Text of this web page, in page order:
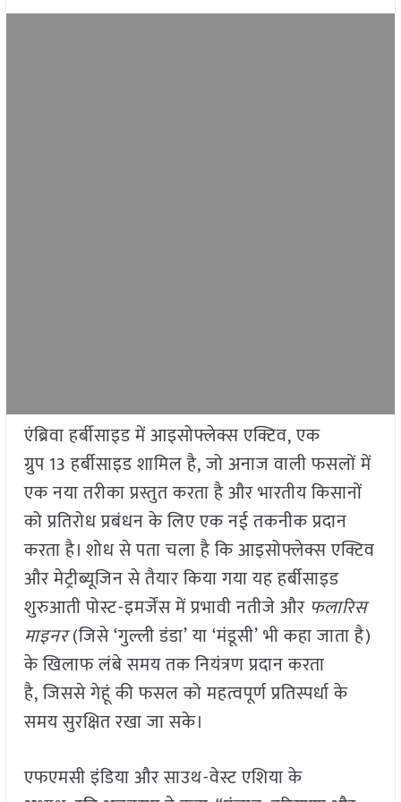
एंब्रिवा हर्बीसाइड में आइसोफ्लेक्स एक्टिव, एक
ग्रुप 13 हर्बीसाइड शामिल है, जो अनाज वाली फसलों में
एक नया तरीका प्रस्तुत करता है और भारतीय किसानों
को प्रतिरोध प्रबंधन के लिए एक नई तकनीक प्रदान
करता है। शोध से पता चला है कि आइसोफ्लेक्स एक्टिव
और मेट्रीब्यूजिन से तैयार किया गया यह हर्बीसाइड
शुरुआती पोस्ट-इमर्जेंस में प्रभावी नतीजे और फलारिस
माइनर(जिसे ‘गुल्ली डंडा’ या ‘मंडूसी’ भी कहा जाता है)
के खिलाफ लंबे समय तक नियंत्रण प्रदान करता
है, जिससे गेहूं की फसल को महत्वपूर्ण प्रतिस्पर्धा के
समय सुरक्षित रखा जा सके।
एफएमसी इंडिया और साउथ-वेस्ट एशिया के